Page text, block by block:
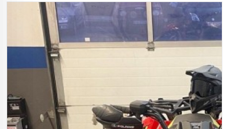
LYSETS FARGETEMPERATUR (KELVIN)
GODKJENT VARSELLYS (ECE R65)
REGELVERK EKSTRALYS PÅ KJØRETØY
MONTERING EKSTRALYS
EKSTRALYS